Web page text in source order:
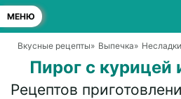
МЕНЮ
Вкусные рецепты» Выпечка»
Пирог с курицей
Рецептов